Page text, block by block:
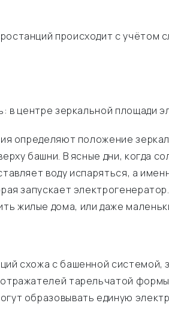
происходит с
в центре зеркальной площади
определяют положение
башни. В ясные дни, когда
воду испаряться, а
запускает
жилые дома, или даже
схожа с башенной
тарельчатой
образовывать единую